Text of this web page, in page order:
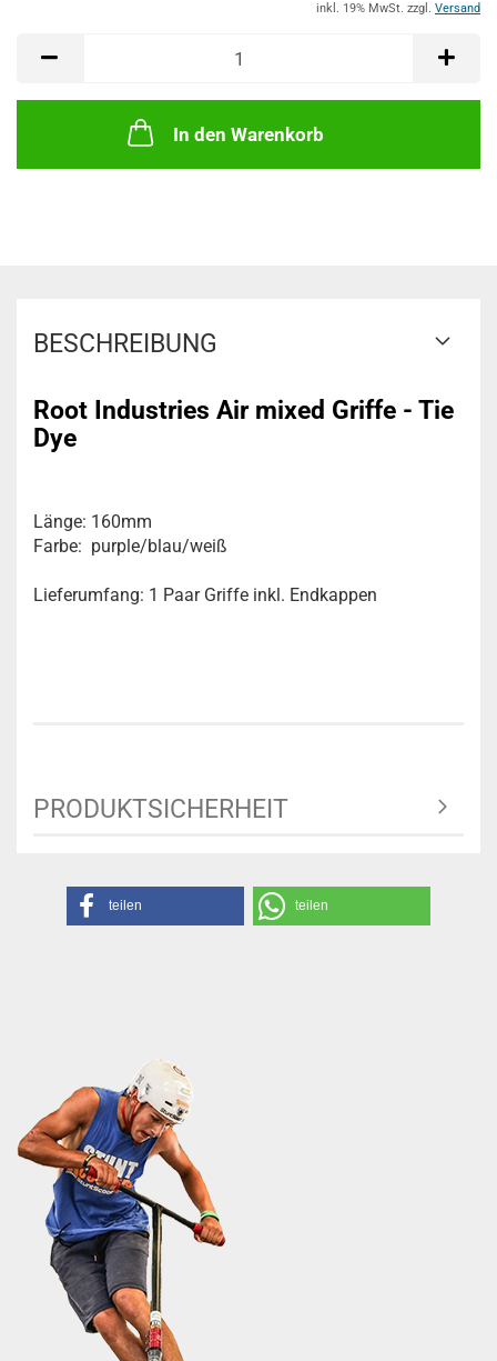
inkl. 19% MwSt. zzgl. Versand
In den Warenkorb
BESCHREIBUNG
Root Industries Air mixed Griffe - Tie
Dye
Länge: 160mm
Farbe: purple/blau/weiß
Lieferumfang: 1 Paar Griffe inkl. Endkappen
PRODUKTSICHERHEIT
teilen teilen